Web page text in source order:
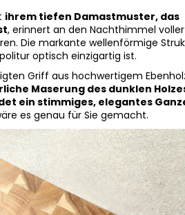
ihrem tiefen Damastmuster, das
, erinnert an den Nachthimmel voller
Die markante wellenförmige
optisch einzigartig ist.
Griff aus hochwertigem
Maserung des dunklen
ein stimmiges, elegantes
es genau für Sie gemacht.